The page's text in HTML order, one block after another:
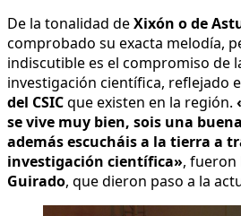
De la tonalidad deXixón o de
comprobado su exacta melodía,
indiscutible es el compromiso de
investigación científica, reflejado
del CSICque existen en la región.
se vive muy bien, sois una
además escucháis a la tierra a
investigación científica», fueron
Guirado, que dieron paso a la